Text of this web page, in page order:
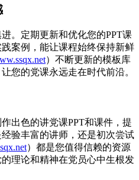
。定期更新和优化您的PPT课
案例，能让课程始终保持新鲜
）不断更新的模板库
您的党课永远走在时代前沿。
出色的讲党课PPT和课件，提
验丰富的讲师，还是初次尝试
）都是您值得信赖的资源
理论和精神在党员心中生根发